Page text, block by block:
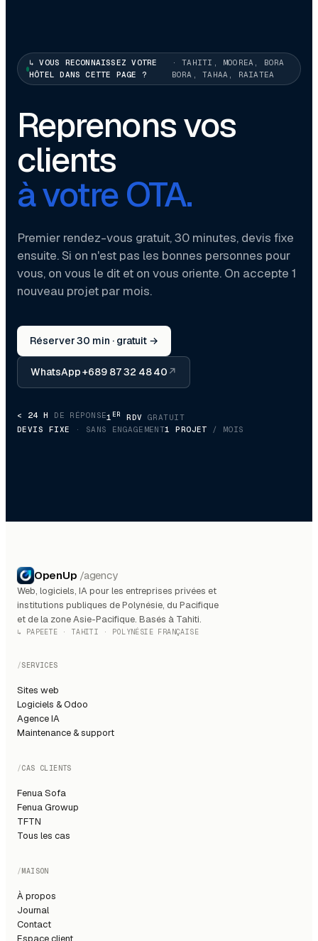
↳ VOUS RECONNAISSEZ VOTRE
HÔTEL DANS CETTE PAGE ?
· TAHITI, MOOREA, BORA
BORA, TAHAA, RAIATEA
Reprenons vos
clients
à votre OTA.
Premier rendez-vous gratuit, 30 minutes, devis fixe
ensuite. Si on n'est pas les bonnes personnes pour
vous, on vous le dit et on vous oriente. On accepte 1
nouveau projet par mois.
Réserver 30 min · gratuit →
WhatsApp +689 87 32 48 40 ↗
< 24 H DE RÉPONSE1 ER RDV GRATUIT
DEVIS FIXE
· SANS ENGAGEMENT1 PROJET / MOIS
OpenUp /agency
Web, logiciels, IA pour les entreprises privées et
institutions publiques de Polynésie, du Pacifique
et de la zone Asie-Pacifique. Basés à Tahiti.
↳ PAPEETE · TAHITI · POLYNÉSIE FRANÇAISE
/SERVICES
Sites web
Logiciels & Odoo
Agence IA
Maintenance & support
/CAS CLIENTS
Fenua Sofa
Fenua Growup
TFTN
Tous les cas
/MAISON
À propos
Journal
Contact
Espace client